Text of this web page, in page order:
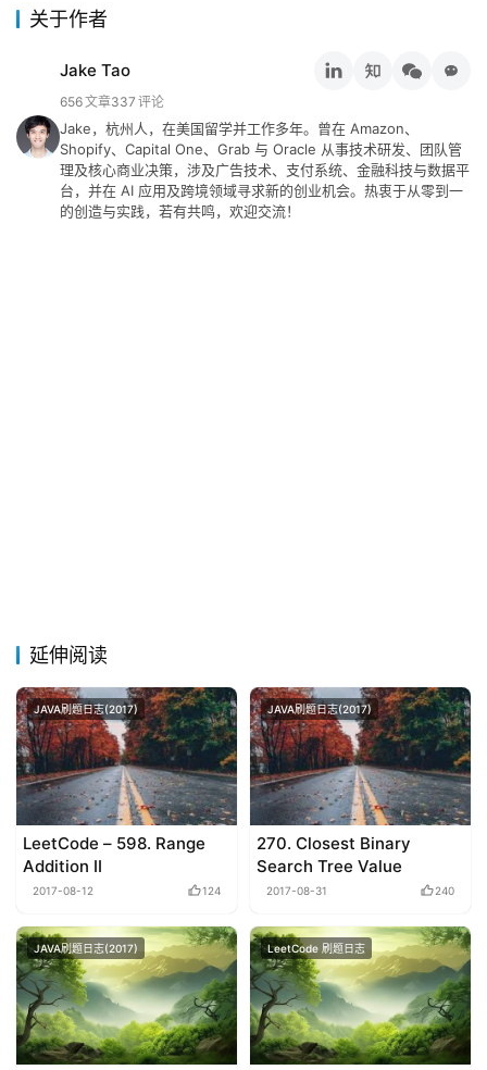
于
关于作者
Jake Tao
656文章337 评论
Jake，杭州人，在美国留学并工作多年。曾在 Amazon、
Shopify、Capital One、Grab 与 Oracle 从事技术研发、团队管
理及核心商业决策，涉及广告技术、支付系统、金融科技与数据平
台，并在 AI 应用及跨境领域寻求新的创业机会。热衷于从零到一
的创造与实践，若有共鸣，欢迎交流！
延伸阅读
JAVA刷题日志(2017)
LeetCode – 598. Range
Addition II
2017-08-12 124
JAVA刷题日志(2017)
270. Closest Binary
Search Tree Value
2017-08-31 240
JAVA刷题日志(2017) LeetCode 刷题日志